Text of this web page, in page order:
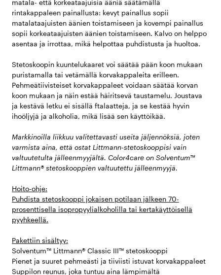
matala- että korkeataajuisia ääniä säätämällä
rintakappaleen painallusta: kevyt painallus sopii
matalataajuisten äänien toistamiseen ja kovempi painallus
sopii korkeataajuisten äänien toistamiseen. Kalvo on helppo
asentaa ja irrottaa, mikä helpottaa puhdistusta ja huoltoa.
Stetoskoopin kuuntelukaaret voi säätää pään koon mukaan
puristamalla tai vetämällä korvakappaleita erilleen.
Pehmeätiivisteiset korvakappaleet voidaan säätää korvan
koon mukaan ja näin estää häiritsevä taustamelu. Joustava
ja kestävä letku ei sisällä ftalaatteja, ja se kestää hyvin
ihoöljyjä ja alkoholia, mikä lisää sen käyttöikää.
Markkinoilla liikkuu valitettavasti useita jäljennöksiä, joten
varmista aina, että ostat Littmann-stetoskooppisi vain
valtuutetulta jälleenmyyjältä. Color4care on Solventum™
Littmann® stetoskooppien valtuutettu jälleenmyyjä.
Hoito-ohje:
Puhdista stetoskooppi jokaisen potilaan jälkeen 70-
prosenttisella isopropyylialkoholilla tai kertakäyttöisellä
pyyhkeellä.
Pakettiin sisältyy:
Solventum™ Littmann® Classic III™ stetoskooppi
Pienet ja suuret pehmeästi ja tiiviisti istuvat korvakappaleet
Suppilon reunus, joka tuntuu aina lämpimältä